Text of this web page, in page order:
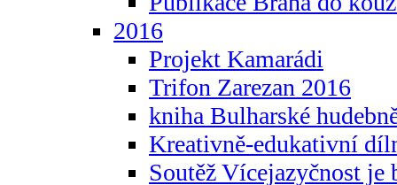
2016
Projekt Kamarádi
Trifon Zarezan 2016
kniha Bulharské
Kreativně-edukativní
Soutěž Vícejazyčnost je